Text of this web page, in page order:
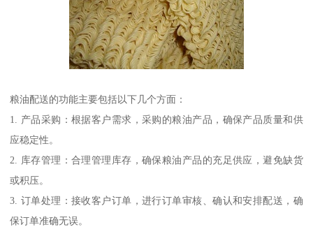
粮油配送的功能主要包括以下几个方面：
1. 产品采购：根据客户需求，采购的粮油产品，确保产品质量和供
应稳定性。
2. 库存管理：合理管理库存，确保粮油产品的充足供应，避免缺货
或积压。
3. 订单处理：接收客户订单，进行订单审核、确认和安排配送，确
保订单准确无误。